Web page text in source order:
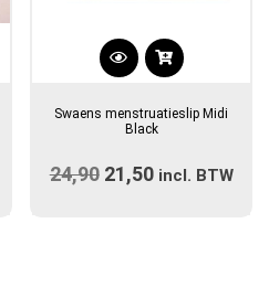
Dit
heeft
variaties.
Swaens menstruatieslip Midi
Black
24,90 Oorspronkelijke
21,50Huidige
incl. BTW